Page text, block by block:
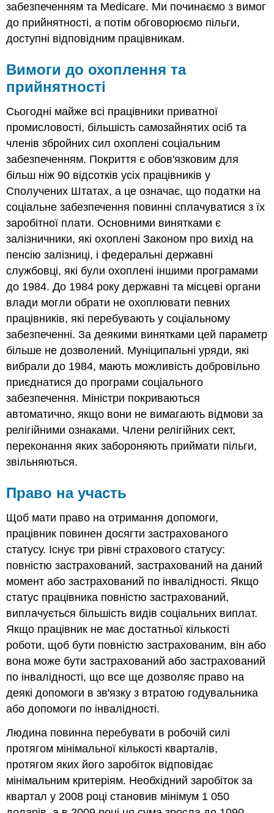
забезпеченням та Medicare. Ми починаємо з вимог
до прийнятності, а потім обговорюємо пільги,
доступні відповідним працівникам.
Вимоги до охоплення та
прийнятності
Сьогодні майже всі працівники приватної
промисловості, більшість самозайнятих осіб та
членів збройних сил охоплені соціальним
забезпеченням. Покриття є обов'язковим для
більш ніж 90 відсотків усіх працівників у
Сполучених Штатах, а це означає, що податки на
соціальне забезпечення повинні сплачуватися з їх
заробітної плати. Основними винятками є
залізничники, які охоплені Законом про вихід на
пенсію залізниці, і федеральні державні
службовці, які були охоплені іншими програмами
до 1984. До 1984 року державні та місцеві органи
влади могли обрати не охоплювати певних
працівників, які перебувають у соціальному
забезпеченні. За деякими винятками цей параметр
більше не дозволений. Муніципальні уряди, які
вибрали до 1984, мають можливість добровільно
приєднатися до програми соціального
забезпечення. Міністри покриваються
автоматично, якщо вони не вимагають відмови за
релігійними ознаками. Члени релігійних сект,
переконання яких забороняють приймати пільги,
звільняються.
Право на участь
Щоб мати право на отримання допомоги,
працівник повинен досягти застрахованого
статусу. Існує три рівні страхового статусу:
повністю застрахований, застрахований на даний
момент або застрахований по інвалідності. Якщо
статус працівника повністю застрахований,
виплачується більшість видів соціальних виплат.
Якщо працівник не має достатньої кількості
роботи, щоб бути повністю застрахованим, він або
вона може бути застрахований або застрахований
по інвалідності, що все ще дозволяє право на
деякі допомоги в зв'язку з втратою годувальника
або допомоги по інвалідності.
Людина повинна перебувати в робочій силі
протягом мінімальної кількості кварталів,
протягом яких його заробіток відповідає
мінімальним критеріям. Необхідний заробіток за
квартал у 2008 році становив мінімум 1 050